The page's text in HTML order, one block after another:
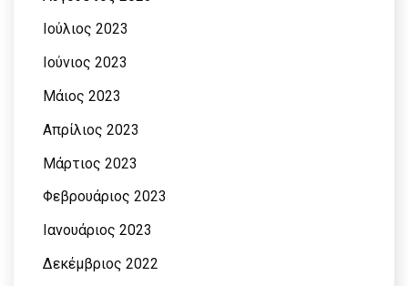
Ιούλιος 2023
Ιούνιος 2023
Μάιος 2023
Απρίλιος 2023
Μάρτιος 2023
Φεβρουάριος 2023
Ιανουάριος 2023
Δεκέμβριος 2022